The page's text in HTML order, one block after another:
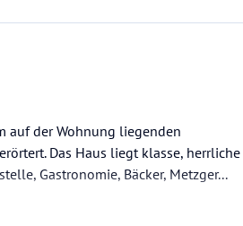
auf der Wohnung liegenden
Das Haus liegt klasse, herrliche
Gastronomie, Bäcker, Metzger...